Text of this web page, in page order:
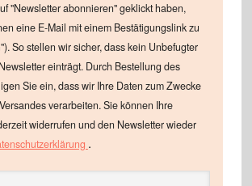
"Newsletter abonnieren" geklickt haben,
eine E-Mail mit einem Bestätigungslink zu
So stellen wir sicher, dass kein Unbefugter
einträgt. Durch Bestellung des
Sie ein, dass wir Ihre Daten zum Zwecke
verarbeiten. Sie können Ihre
widerrufen und den Newsletter wieder
.